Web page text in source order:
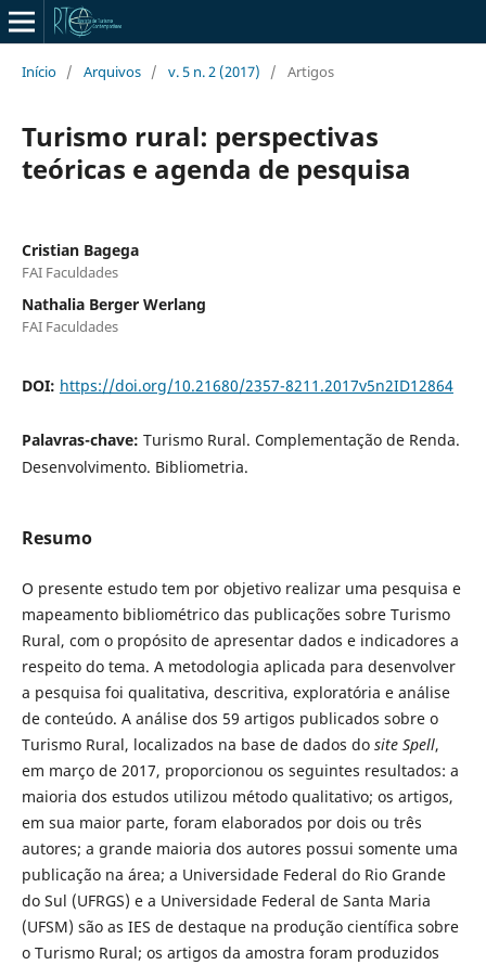
Início / Arquivos / v. 5 n. 2 (2017) / Artigos
Turismo rural: perspectivas
teóricas e agenda de pesquisa
Cristian Bagega
FAI Faculdades
Nathalia Berger Werlang
FAI Faculdades
DOI: https://doi.org/10.21680/2357-8211.2017v5n2ID12864
Palavras-chave: Turismo Rural. Complementação de Renda.
Desenvolvimento. Bibliometria.
Resumo
O presente estudo tem por objetivo realizar uma pesquisa e
mapeamento bibliométrico das publicações sobre Turismo
Rural, com o propósito de apresentar dados e indicadores a
respeito do tema. A metodologia aplicada para desenvolver
a pesquisa foi qualitativa, descritiva, exploratória e análise
de conteúdo. A análise dos 59 artigos publicados sobre o
Turismo Rural, localizados na base de dados do site Spell,
em março de 2017, proporcionou os seguintes resultados: a
maioria dos estudos utilizou método qualitativo; os artigos,
em sua maior parte, foram elaborados por dois ou três
autores; a grande maioria dos autores possui somente uma
publicação na área; a Universidade Federal do Rio Grande
do Sul (UFRGS) e a Universidade Federal de Santa Maria
(UFSM) são as IES de destaque na produção científica sobre
o Turismo Rural; os artigos da amostra foram produzidos